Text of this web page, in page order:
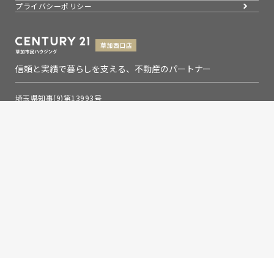
プライバシーポリシー
信頼と実績で暮らしを支える、不動産のパートナー
埼玉県知事(9)第13993号